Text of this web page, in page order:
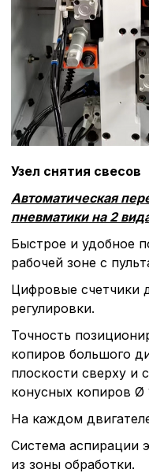
Узел снятия свесов
Автоматическая
пневматики на 2
Быстрое и удобное
рабочей зоне с
Цифровые счетчики
регулировки.
Точность
копиров большого
плоскости сверху и
конусных копиров Ø
На каждом
Система аспирации
из зоны обработки.